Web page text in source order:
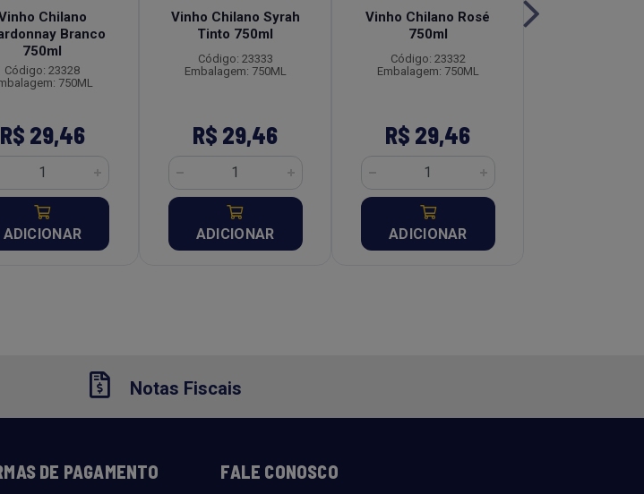
Chilano
Branco
750ml
Código: 23328
750ML
R$ 29,46
ADICIONAR
Vinho Chilano Syrah
Tinto 750ml
Código: 23333
Embalagem: 750ML
R$ 29,46
ADICIONAR
Vinho Chilano Rosé
750ml
Código: 23332
Embalagem: 750ML
R$ 29,46
ADICIONAR
Notas Fiscais
DE PAGAMENTO FALE CONOSCO